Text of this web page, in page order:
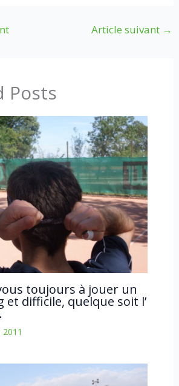
Article suivant →
Posts
toujours à jouer un
et difficile, quelque soit l’